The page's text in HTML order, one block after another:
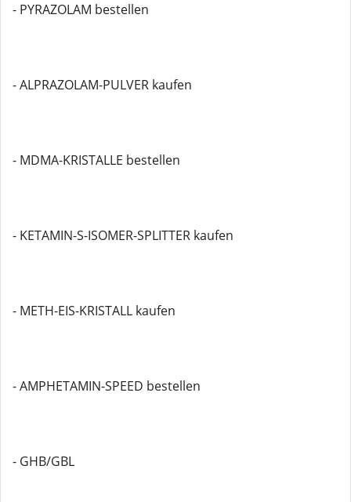
- PYRAZOLAM bestellen
- ALPRAZOLAM-PULVER kaufen
- MDMA-KRISTALLE bestellen
- KETAMIN-S-ISOMER-SPLITTER kaufen
- METH-EIS-KRISTALL kaufen
- AMPHETAMIN-SPEED bestellen
- GHB/GBL